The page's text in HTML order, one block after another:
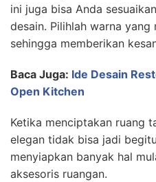
ini juga bisa Anda
desain. Pilihlah warna
sehingga memberikan
Baca Juga: Ide Desain
Open Kitchen
Ketika menciptakan ruang
elegan tidak bisa jadi
menyiapkan banyak hal
aksesoris ruangan.